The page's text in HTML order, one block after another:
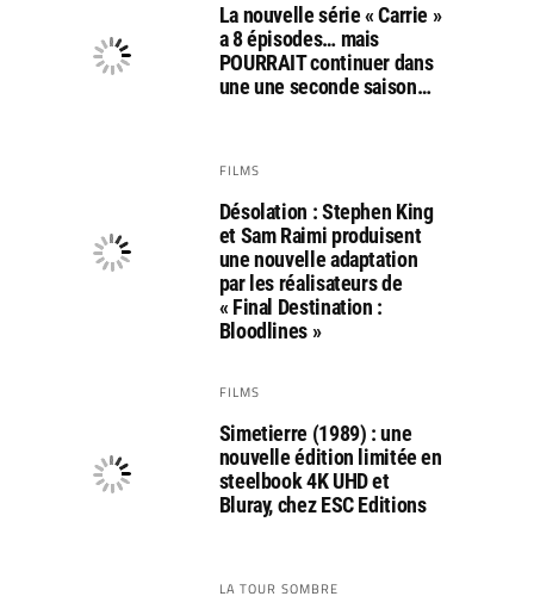
La nouvelle série « Carrie »
a 8 épisodes… mais
POURRAIT continuer dans
une une seconde saison…
FILMS
Désolation : Stephen King
et Sam Raimi produisent
une nouvelle adaptation
par les réalisateurs de
« Final Destination :
Bloodlines »
FILMS
Simetierre (1989) : une
nouvelle édition limitée en
steelbook 4K UHD et
Bluray, chez ESC Editions
LA TOUR SOMBRE